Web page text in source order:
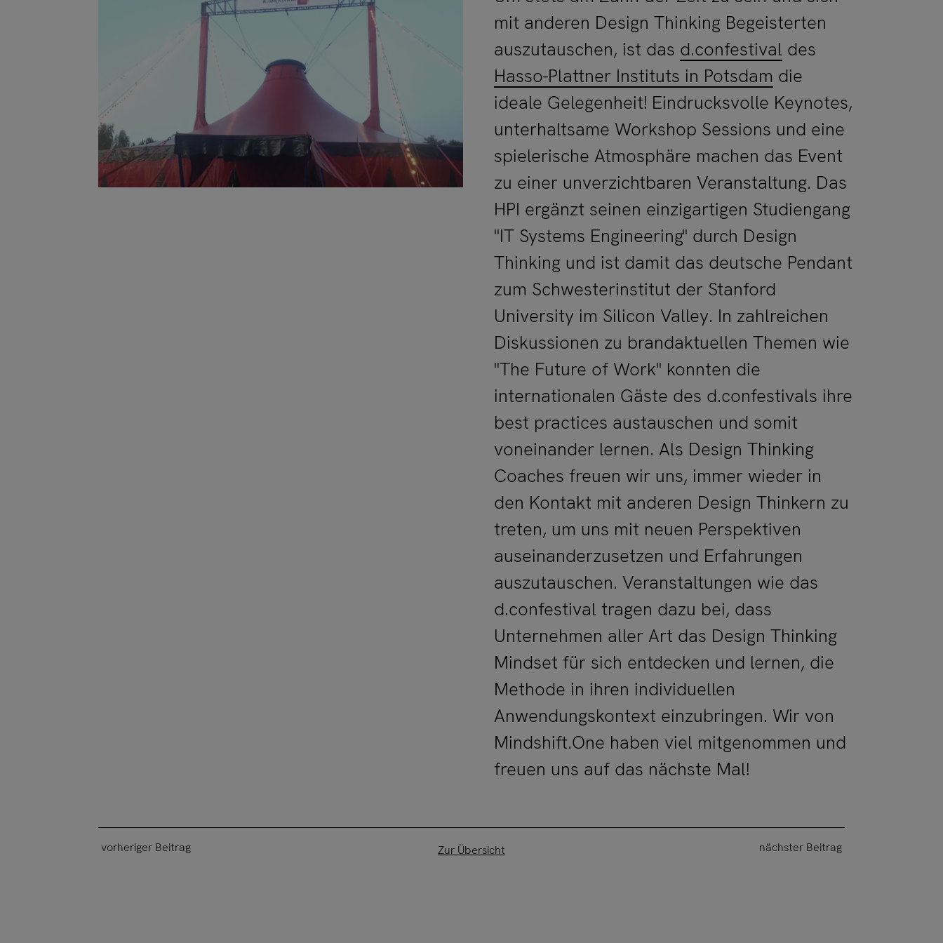
mit anderen Design Thinking Begeisterten
auszutauschen, ist das d.confestival des
Hasso-Plattner Instituts in Potsdam die
ideale Gelegenheit! Eindrucksvolle Keynotes,
unterhaltsame Workshop Sessions und eine
spielerische Atmosphäre machen das Event
zu einer unverzichtbaren Veranstaltung. Das
HPI ergänzt seinen einzigartigen Studiengang
"IT Systems Engineering" durch Design
Thinking und ist damit das deutsche Pendant
zum Schwesterinstitut der Stanford
University im Silicon Valley. In zahlreichen
Diskussionen zu brandaktuellen Themen wie
"The Future of Work" konnten die
internationalen Gäste des d.confestivals ihre
best practices austauschen und somit
voneinander lernen. Als Design Thinking
Coaches freuen wir uns, immer wieder in
den Kontakt mit anderen Design Thinkern zu
treten, um uns mit neuen Perspektiven
auseinanderzusetzen und Erfahrungen
auszutauschen. Veranstaltungen wie das
d.confestival tragen dazu bei, dass
Unternehmen aller Art das Design Thinking
Mindset für sich entdecken und lernen, die
Methode in ihren individuellen
Anwendungskontext einzubringen. Wir von
Mindshift.One haben viel mitgenommen und
freuen uns auf das nächste Mal!
vorheriger Beitrag Zur Übersicht nächster Beitrag